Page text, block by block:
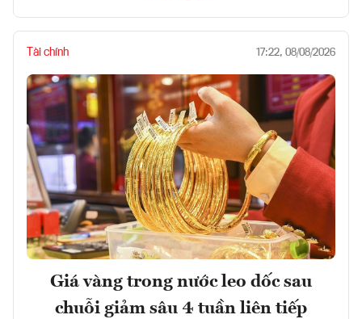
Tài chính 17:22, 08/08/2026
Giá vàng trong nước leo dốc sau
chuỗi giảm sâu 4 tuần liên tiếp